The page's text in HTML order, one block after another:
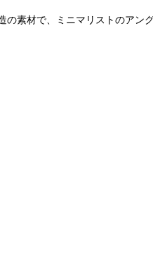
素材で、ミニマリストのアン